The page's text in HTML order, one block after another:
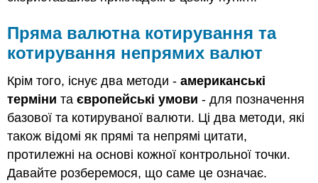
Пряма валютна котирування та
котирування непрямих валют
Крім того, існує два методи -американські
терміни таєвропейські умови - для позначення
базової та котируваної валюти. Ці два методи, які
також відомі як прямі та непрямі цитати,
протилежні на основі кожної контрольної точки.
Давайте розберемося, що саме це означає.